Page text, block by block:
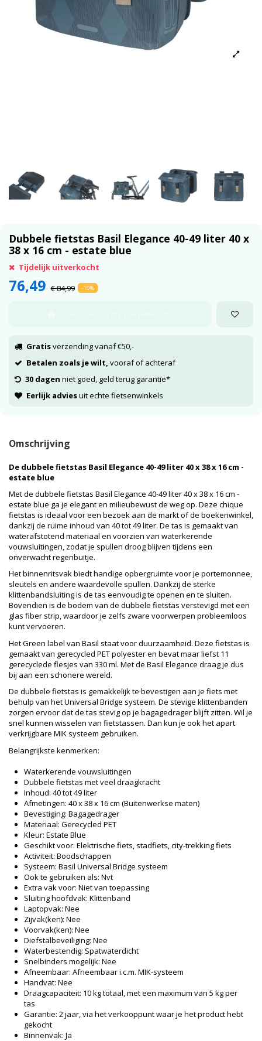
Dubbele fietstas Basil Elegance 40-49 liter 40 x
38 x 16 cm - estate blue
Tijdelijk uitverkocht
76,49 € 84,99 -10%
Gratisverzending vanaf €50,-
Betalen zoals je wilt, vooraf of achteraf
30 dagen niet goed, geld terug garantie*
Eerlijk adviesuit echte fietsenwinkels
Omschrijving
De dubbele fietstas Basil Elegance 40-49 liter 40 x 38 x 16 cm -
estate blue
Met de dubbele fietstas Basil Elegance 40-49 liter 40 x 38 x 16 cm -
estate blue ga je elegant en milieubewust de weg op. Deze chique
fietstas is ideaal voor een bezoek aan de markt of de boekenwinkel,
dankzij de ruime inhoud van 40 tot 49 liter. De tas is gemaakt van
waterafstotend materiaal en voorzien van waterkerende
vouwsluitingen, zodat je spullen droog blijven tijdens een
onverwacht regenbuitje.
Het binnenritsvak biedt handige opbergruimte voor je portemonnee,
sleutels en andere waardevolle spullen. Dankzij de sterke
klittenbandsluiting is de tas eenvoudig te openen en te sluiten.
Bovendien is de bodem van de dubbele fietstas verstevigd met een
glas fiber strip, waardoor je zelfs zware voorwerpen probleemloos
kunt vervoeren.
Het Green label van Basil staat voor duurzaamheid. Deze fietstas is
gemaakt van gerecycled PET polyester en bevat maar liefst 11
gerecyclede flesjes van 330 ml. Met de Basil Elegance draag je dus
bij aan een schonere wereld.
De dubbele fietstas is gemakkelijk te bevestigen aan je fiets met
behulp van het Universal Bridge systeem. De stevige klittenbanden
zorgen ervoor dat de tas stevig op je bagagedrager blijft zitten. Wil je
snel kunnen wisselen van fietstassen. Dan kun je ook het apart
verkrijgbare MIK systeem gebruiken.
Belangrijkste kenmerken:
Waterkerende vouwsluitingen
Dubbele fietstas met veel draagkracht
Inhoud: 40 tot 49 liter
Afmetingen: 40 x 38 x 16 cm (Buitenwerkse maten)
Bevestiging: Bagagedrager
Materiaal: Gerecycled PET
Kleur: Estate Blue
Geschikt voor: Elektrische fiets, stadfiets, city-trekking fiets
Activiteit: Boodschappen
Systeem: Basil Universal Bridge systeem
Ook te gebruiken als: Nvt
Extra vak voor: Niet van toepassing
Sluiting hoofdvak: Klittenband
Laptopvak: Nee
Zijvak(ken): Nee
Voorvak(ken): Nee
Diefstalbeveiliging: Nee
Waterbestendig: Spatwaterdicht
Snelbinders mogelijk: Nee
Afneembaar: Afneembaar i.c.m. MIK-systeem
Handvat: Nee
Draagcapaciteit: 10 kg totaal, met een maximum van 5 kg per
tas
Garantie: 2 jaar, via het verkooppunt waar je het product hebt
gekocht
Binnenvak: Ja